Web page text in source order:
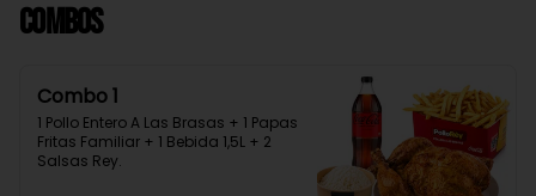
Combos
Combo 1
1 Pollo Entero A Las Brasas + 1 Papas
Fritas Familiar + 1 Bebida 1,5L + 2
Salsas Rey.